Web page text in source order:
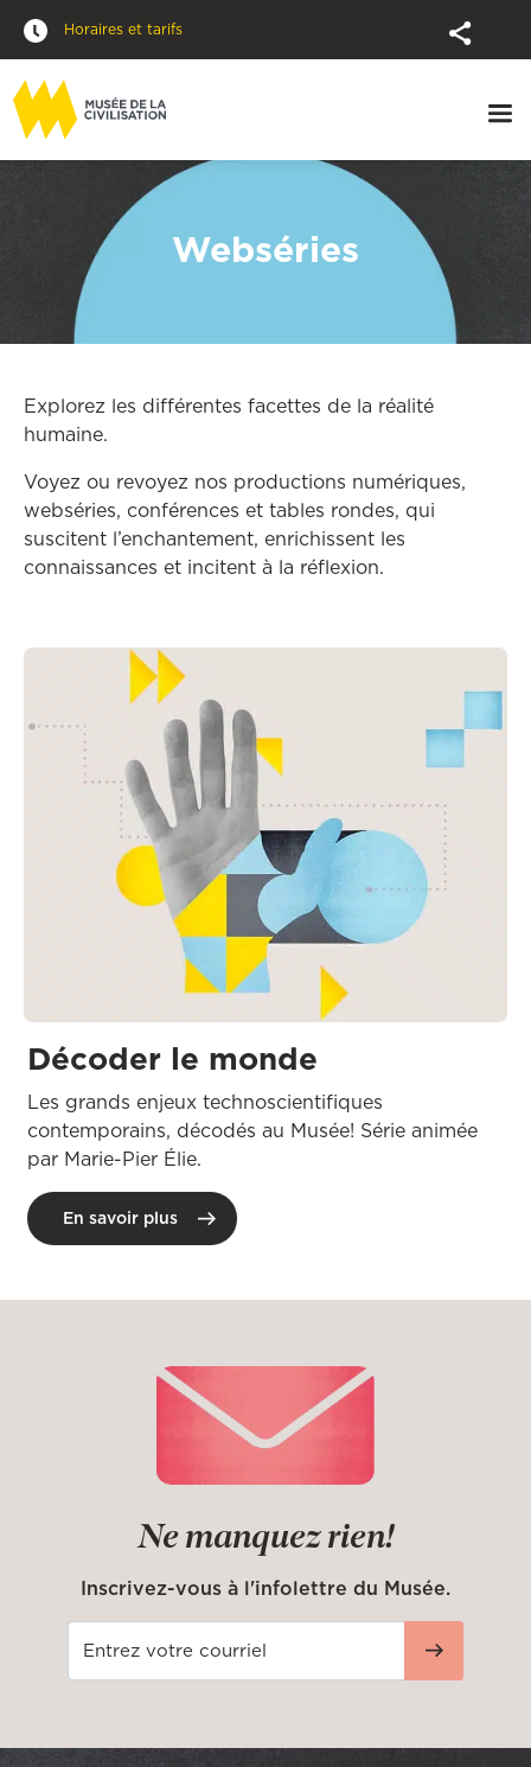
Horaires et tarifs
Webséries
Explorez les différentes facettes de la réalité
humaine.
Voyez ou revoyez nos productions numériques,
webséries, conférences et tables rondes, qui
suscitent l’enchantement, enrichissent les
connaissances et incitent à la réflexion.
Décoder le monde
Les grands enjeux technoscientifiques
contemporains, décodés au Musée! Série animée
par Marie-Pier Élie.
En savoir plus
Ne manquez rien!
Inscrivez-vous à l'infolettre du Musée.